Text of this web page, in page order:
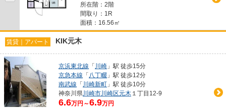
所在階：2階
間取り：1R
面積：16.56㎡
賃貸｜アパート KIK元木
京浜東北線 「 川崎 」駅 徒歩15分
京急本線 「八丁畷 」駅 徒歩12分
南武線 「 川崎新町 」駅 徒歩10分
神奈川県川崎市川崎区元木 １丁目12-9
6.6万円～6.9万円